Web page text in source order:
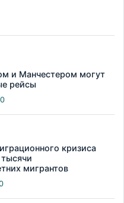
и Манчестером могут
рейсы
0
кризиса
мигрантов